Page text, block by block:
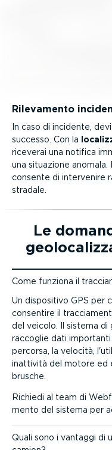
Rilevamento
In caso di incidente,
successo. Con la
riceverai una notifica
una situazione anomala.
consente di intervenire
stradale.
Le
Come funziona il
Vai ai contenuti
Un dispositivo GPS per
consentire il
del veicolo. Il sistema di
raccoglie dati
percorsa, la velocità,
inattività del motore ed
brusche.
Richiedi al team di
mento del sistema per
Quali sono i vantaggi di